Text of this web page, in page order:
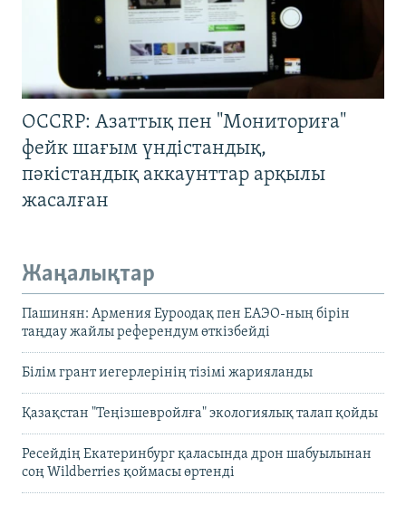
OCCRP: Азаттық пен "Мониториға"
фейк шағым үндістандық,
пәкістандық аккаунттар арқылы
жасалған
Жаңалықтар
Пашинян: Армения Еуроодақ пен ЕАЭО-ның бірін
таңдау жайлы референдум өткізбейді
Білім грант иегерлерінің тізімі жарияланды
Қазақстан "Теңізшевройлға" экологиялық талап қойды
Ресейдің Екатеринбург қаласында дрон шабуылынан
соң Wildberries қоймасы өртенді